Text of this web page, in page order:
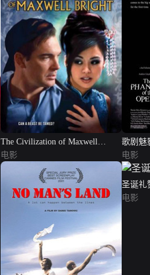
The Civilization of Maxwell
Bright
电影
歌剧魅
电影
圣诞礼
电影